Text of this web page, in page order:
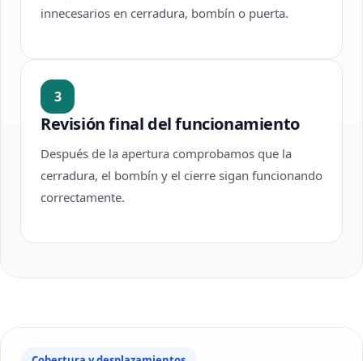
innecesarios en cerradura, bombín o puerta.
3
Revisión final del funcionamiento
Después de la apertura comprobamos que la
cerradura, el bombín y el cierre sigan funcionando
correctamente.